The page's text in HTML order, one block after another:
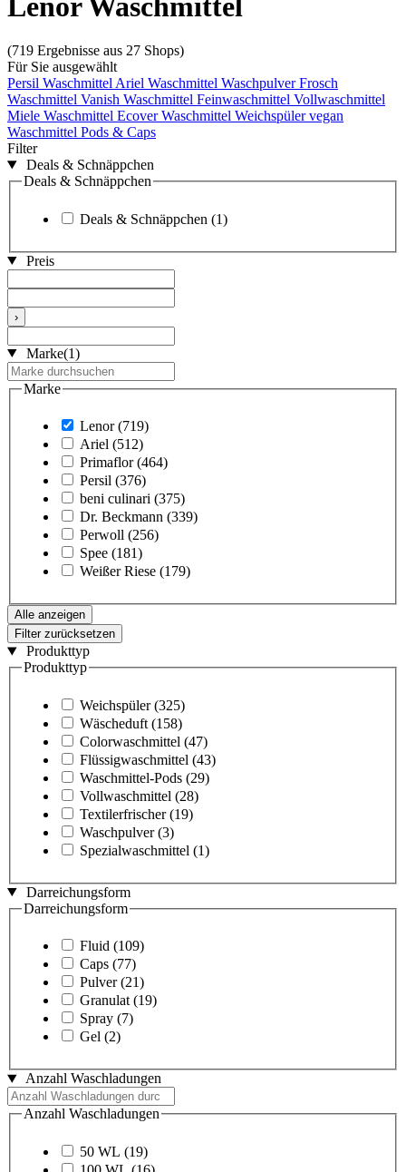
(719 Ergebnisse aus 27 Shops)
Für Sie ausgewählt
Persil Waschmittel Ariel Waschmittel WaschpulverFrosch
Waschmittel Vanish Waschmittel Feinwaschmittel Vollwaschmittel
Miele Waschmittel Ecover Waschmittel Weichspüler vegan
Waschmittel Pods & Caps
Filter
Deals & Schnäppchen
Deals & Schnäppchen
Deals & Schnäppchen (1)
Preis
›
Marke(1)
Marke
Lenor (719)
Ariel (512)
Primaflor (464)
Persil (376)
beni culinari (375)
Dr. Beckmann (339)
Perwoll (256)
Spee (181)
Weißer Riese (179)
Alle anzeigen
Filter zurücksetzen
Produkttyp
Produkttyp
Weichspüler (325)
Wäscheduft (158)
Colorwaschmittel (47)
Flüssigwaschmittel (43)
Waschmittel-Pods (29)
Vollwaschmittel (28)
Textilerfrischer (19)
Waschpulver (3)
Spezialwaschmittel (1)
Darreichungsform
Darreichungsform
Fluid (109)
Caps (77)
Pulver (21)
Granulat (19)
Spray (7)
Gel (2)
Anzahl Waschladungen
Anzahl Waschladungen
50 WL (19)